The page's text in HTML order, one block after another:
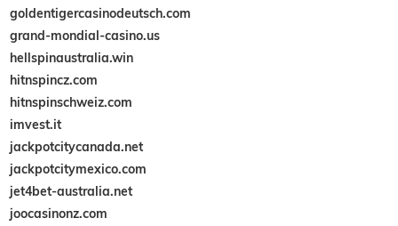
goldentigercasinodeutsch.com
grand-mondial-casino.us
hellspinaustralia.win
hitnspincz.com
hitnspinschweiz.com
imvest.it
jackpotcitycanada.net
jackpotcitymexico.com
jet4bet-australia.net
joocasinonz.com